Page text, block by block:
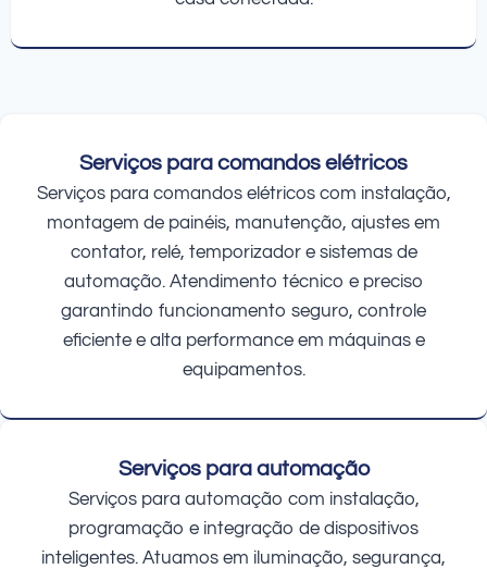
Serviços para comandos elétricos
Serviços para comandos elétricos com instalação,
montagem de painéis, manutenção, ajustes em
contator, relé, temporizador e sistemas de
automação. Atendimento técnico e preciso
garantindo funcionamento seguro, controle
eficiente e alta performance em máquinas e
equipamentos.
Serviços para automação
Serviços para automação com instalação,
programação e integração de dispositivos
inteligentes. Atuamos em iluminação, segurança,